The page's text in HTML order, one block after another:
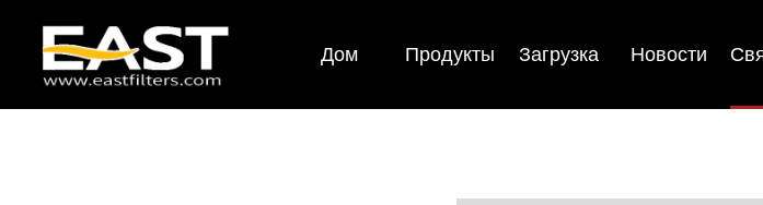
Дом Продукты Загрузка Новости